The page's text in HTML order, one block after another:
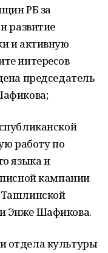
РБ за
развитие
и активную
интересов
председатель
работу по
языка и
кампании
Энже Шафикова.
отдела культуры